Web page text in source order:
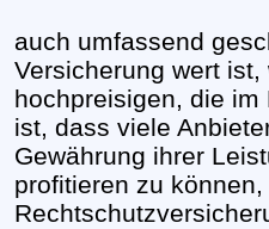
auch umfassend
Versicherung wert
hochpreisigen, die
ist, dass viele
Gewährung ihrer
profitieren zu